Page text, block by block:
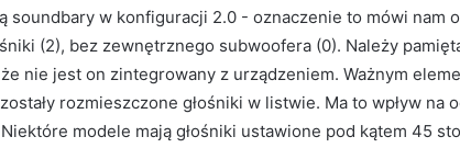
soundbary w konfiguracji 2.0 - oznaczenie to mówi nam
(2), bez zewnętrznego subwoofera (0). Należy
nie jest on zintegrowany z urządzeniem. Ważnym
rozmieszczone głośniki w listwie. Ma to wpływ na
modele mają głośniki ustawione pod kątem 45